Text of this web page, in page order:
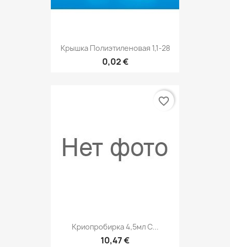
Крышка Полиэтиленовая 1,1-28
0,02 €
Криопробирка 4,5мл С...
10,47 €
favorite_border